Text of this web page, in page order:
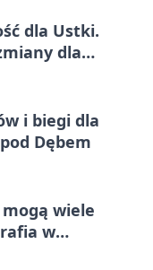
dla Ustki.
dla
i biegi dla
Dębem
wiele
w